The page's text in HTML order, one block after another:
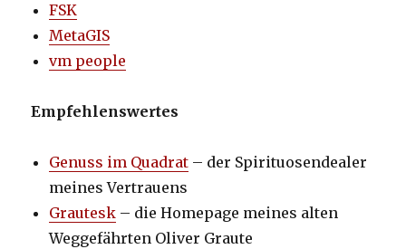
FSK
MetaGIS
vm people
Empfehlenswertes
Genuss im Quadrat – der Spirituosendealer
meines Vertrauens
Grautesk – die Homepage meines alten
Weggefährten Oliver Graute